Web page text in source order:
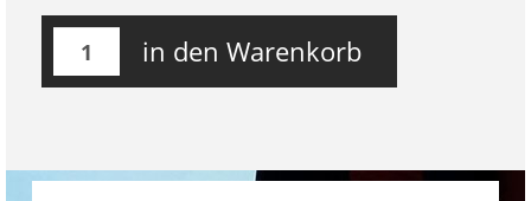
in den Warenkorb